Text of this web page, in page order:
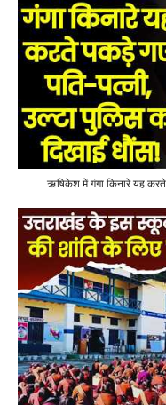
ऋषिकेश में गंगा किनारे यह